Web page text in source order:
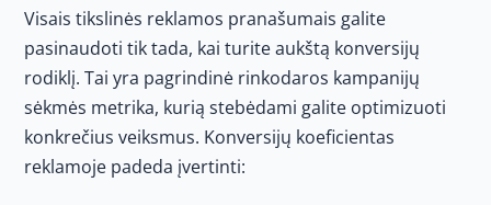
Visais tikslinės reklamos pranašumais galite
pasinaudoti tik tada, kai turite aukštą konversijų
rodiklį. Tai yra pagrindinė rinkodaros kampanijų
sėkmės metrika, kurią stebėdami galite optimizuoti
konkrečius veiksmus. Konversijų koeficientas
reklamoje padeda įvertinti: